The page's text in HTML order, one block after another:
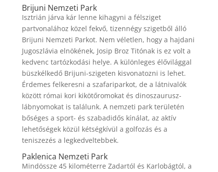
Brijuni Nemzeti Park
Isztrián járva kár lenne kihagyni a félsziget
partvonalához közel fekvő, tizennégy szigetből álló
Brijuni Nemzeti Parkot. Nem véletlen, hogy a hajdani
Jugoszlávia elnökének, Josip Broz Titónak is ez volt a
kedvenc tartózkodási helye. A különleges élővilággal
büszkélkedő Brijuni-szigeten kisvonatozni is lehet.
Érdemes felkeresni a szafariparkot, de a látnivalók
között római kori kikötőromokat és dinoszaurusz-
lábnyomokat is találunk. A nemzeti park területén
bőséges a sport- és szabadidős kínálat, az aktív
lehetőségek közül kétségkívül a golfozás és a
teniszezés a legkedveltebbek.
Paklenica Nemzeti Park
Mindössze 45 kilométerre Zadartól és Karlobágtól, a